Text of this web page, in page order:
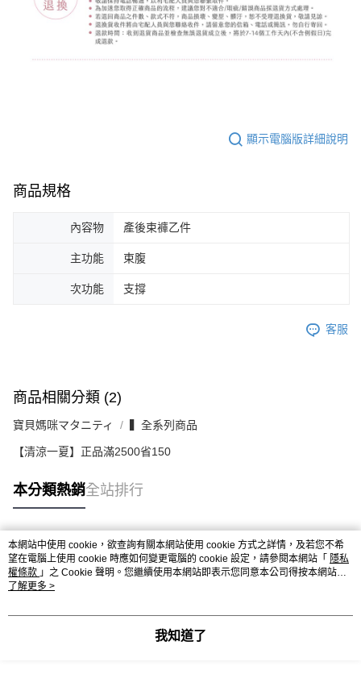
顯示電腦版詳細說明
商品規格
內容物 產後束褲乙件
主功能 束腹
次功能 支撐
客服
商品相關分類 (2)
寶貝媽咪マタニティ ▍全系列商品
【清涼一夏】正品滿2500省150
本分類熱銷全站排行
熱門標籤
本網站中使用 cookie，欲查詢有關本網站使用 cookie 方式之詳情，及若您不希
望在電腦上使用 cookie 時應如何變更電腦的 cookie 設定，請參閱本網站「 隱私
權條款 」之 Cookie 聲明。您繼續使用本網站即表示您同意本公司得按本網站使
用條款之 Cookie 聲明使用 cookie。
了解更多 >
我知道了